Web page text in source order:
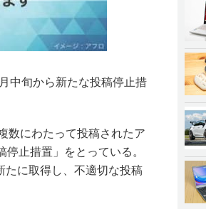
中旬から新たな投稿停止措
数にわたって投稿されたア
止措置」をとっている。
たに取得し、不適切な投稿